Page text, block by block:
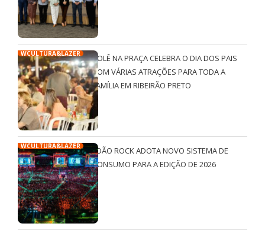
WCULTURA&LAZER
ROLÊ NA PRAÇA CELEBRA O DIA DOS PAIS
COM VÁRIAS ATRAÇÕES PARA TODA A
FAMÍLIA EM RIBEIRÃO PRETO
WCULTURA&LAZER
JOÃO ROCK ADOTA NOVO SISTEMA DE
CONSUMO PARA A EDIÇÃO DE 2026